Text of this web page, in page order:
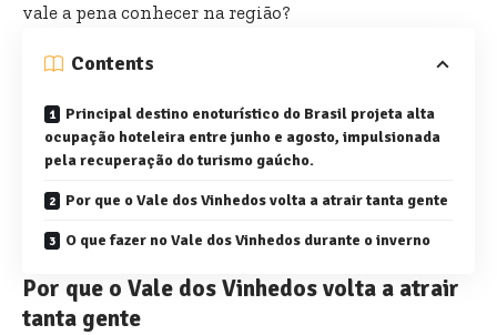
vale a pena conhecer na região?
Contents
Principal destino enoturístico do Brasil projeta alta
ocupação hoteleira entre junho e agosto, impulsionada
pela recuperação do turismo gaúcho.
Por que o Vale dos Vinhedos volta a atrair tanta gente
O que fazer no Vale dos Vinhedos durante o inverno
Por que o Vale dos Vinhedos volta a atrair
tanta gente